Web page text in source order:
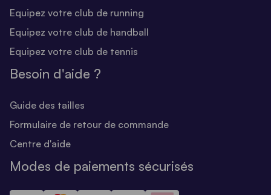
Equipez votre club de running
Equipez votre club de handball
Equipez votre club de tennis
Besoin d'aide ?
Guide des tailles
Formulaire de retour de commande
Centre d'aide
Modes de paiements sécurisés